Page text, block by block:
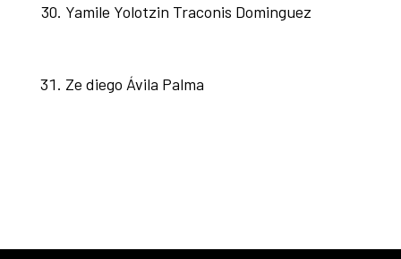
Yamile Yolotzin Traconis Dominguez
Ze diego Ávila Palma